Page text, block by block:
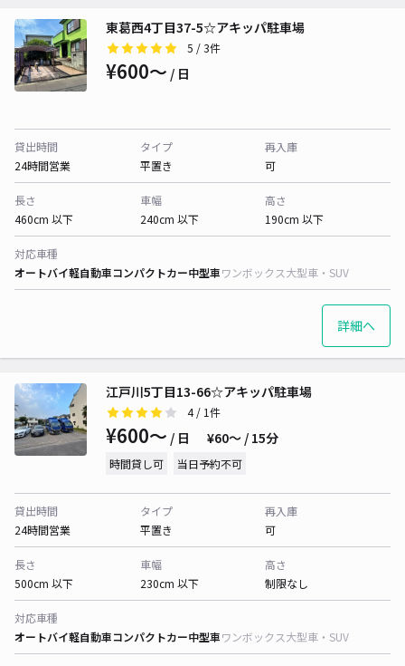
東葛西4丁目37-5☆アキッパ駐車場
5 / 3件
¥600〜 / 日
貸出時間
24時間営業
タイプ
平置き
再入庫
可
長さ
460cm 以下
車幅
240cm 以下
高さ
190cm 以下
対応車種
オートバイ軽自動車コンパクトカー中型車ワンボックス大型車・SUV
詳細へ
江戸川5丁目13-66☆アキッパ駐車場
4/ 1件
¥600〜 / 日 ¥60〜 / 15分
時間貸し可 当日予約不可
貸出時間
24時間営業
タイプ
平置き
再入庫
可
長さ
500cm 以下
車幅
230cm 以下
高さ
制限なし
対応車種
オートバイ軽自動車コンパクトカー中型車ワンボックス大型車・SUV